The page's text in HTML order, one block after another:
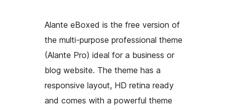
Alante eBoxed is the free version of
the multi-purpose professional theme
(Alante Pro) ideal for a business or
blog website. The theme has a
responsive layout, HD retina ready
and comes with a powerful theme